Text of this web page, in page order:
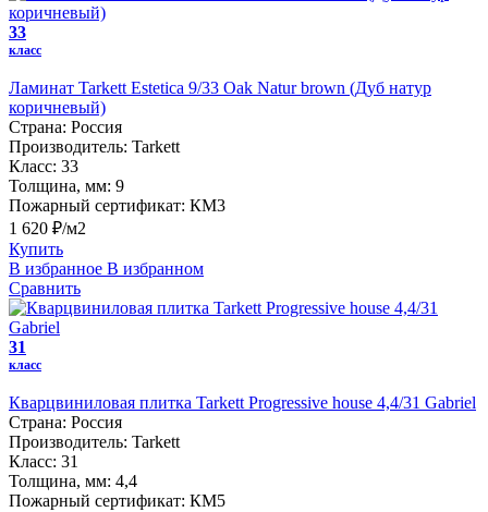
33
класс
Ламинат Tarkett Estetica 9/33 Oak Natur brown (Дуб натур
коричневый)
Страна: Россия
Производитель: Tarkett
Класс: 33
Толщина, мм: 9
Пожарный сертификат: КМ3
1 620 ₽/м2
Купить
В избранное В избранном
Сравнить
31
класс
Кварцвиниловая плитка Tarkett Progressive house 4,4/31 Gabriel
Страна: Россия
Производитель: Tarkett
Класс: 31
Толщина, мм: 4,4
Пожарный сертификат: КМ5